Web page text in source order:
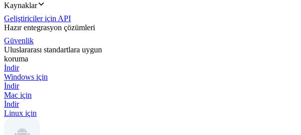
Kaynaklar
Geliştiriciler için API
Hazır entegrasyon çözümleri
Güvenlik
Uluslararası standartlara uygun
koruma
İndir
Windows için
İndir
Mac için
İndir
Linux için